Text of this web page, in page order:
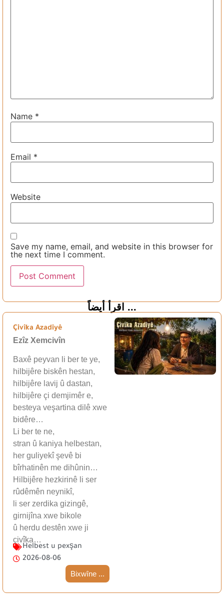
Name *
Email *
Website
Save my name, email, and website in this browser for
the next time I comment.
اقرأ أيضاً ...
Çivîka Azadiyê
Ezîz Xemcivîn
Baxê peyvan li ber te ye,
hilbijêre biskên hestan,
hilbijêre lavij û dastan,
hilbijêre çi demjimêr e,
besteya veşartina dilê xwe
bidêre…
Li ber te ne,
stran û kaniya helbestan,
her guliyekî şevê bi
bîrhatinên me dihûnin…
Hilbijêre hezkirinê li ser
rûdêmên neynikî,
li ser zerdika gizingê,
girnijîna xwe bikole
û herdu destên xwe ji
çivîka…
Helbest u pexşan
2026-08-06
Bixwîne ...